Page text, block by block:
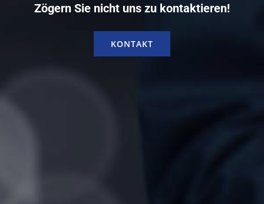
Zögern Sie nicht uns zu kontaktieren!
KONTAKT